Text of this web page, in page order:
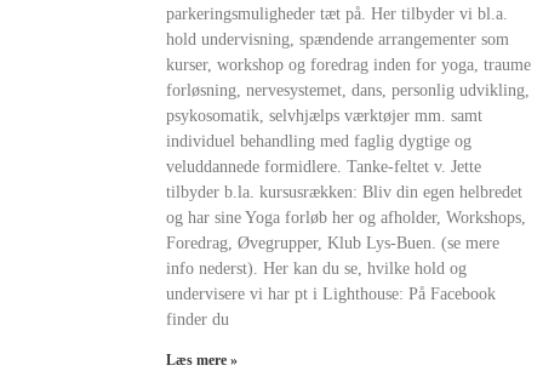
parkeringsmuligheder tæt på. Her tilbyder vi bl.a.
hold undervisning, spændende arrangementer som
kurser, workshop og foredrag inden for yoga, traume
forløsning, nervesystemet, dans, personlig udvikling,
psykosomatik, selvhjælps værktøjer mm. samt
individuel behandling med faglig dygtige og
veluddannede formidlere. Tanke-feltet v. Jette
tilbyder b.la. kursusrækken: Bliv din egen helbredet
og har sine Yoga forløb her og afholder, Workshops,
Foredrag, Øvegrupper, Klub Lys-Buen. (se mere
info nederst). Her kan du se, hvilke hold og
undervisere vi har pt i Lighthouse: På Facebook
finder du
Læs mere »